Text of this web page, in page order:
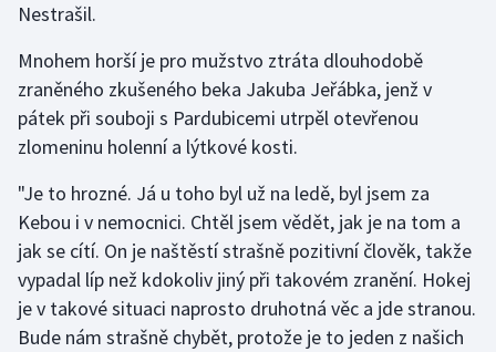
Nestrašil.
Mnohem horší je pro mužstvo ztráta dlouhodobě
zraněného zkušeného beka Jakuba Jeřábka, jenž v
pátek při souboji s Pardubicemi utrpěl otevřenou
zlomeninu holenní a lýtkové kosti.
"Je to hrozné. Já u toho byl už na ledě, byl jsem za
Kebou i v nemocnici. Chtěl jsem vědět, jak je na tom a
jak se cítí. On je naštěstí strašně pozitivní člověk, takže
vypadal líp než kdokoliv jiný při takovém zranění. Hokej
je v takové situaci naprosto druhotná věc a jde stranou.
Bude nám strašně chybět, protože je to jeden z našich